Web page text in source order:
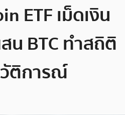
ETF เม็ดเงิน
น BTC ทำสถิติ
ติการณ์